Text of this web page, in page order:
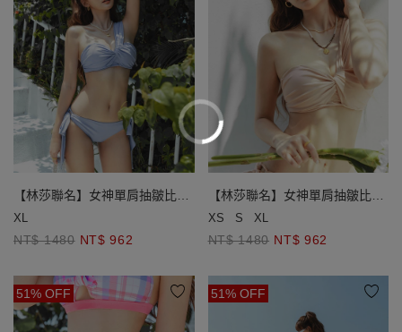
【林莎聯名】女神單肩抽皺比基
尼
XL
NT$ 1480 NT$ 962
【林莎聯名】女神單肩抽皺比基
尼
XS S XL
NT$ 1480 NT$ 962
51% OFF 51% OFF